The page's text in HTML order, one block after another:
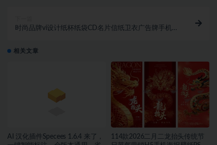
时尚品牌vi设计纸杯纸袋CD名片信纸卫衣广告牌手机展
相关文章
AI 汉化插件Specees 1.6.4 来了，
114款2026二月二龙抬头传统节